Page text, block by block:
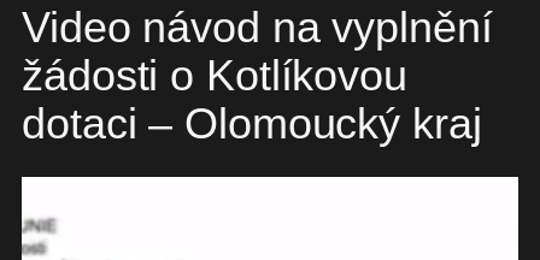
Video návod na vyplnění
žádosti o Kotlíkovou
dotaci – Olomoucký kraj